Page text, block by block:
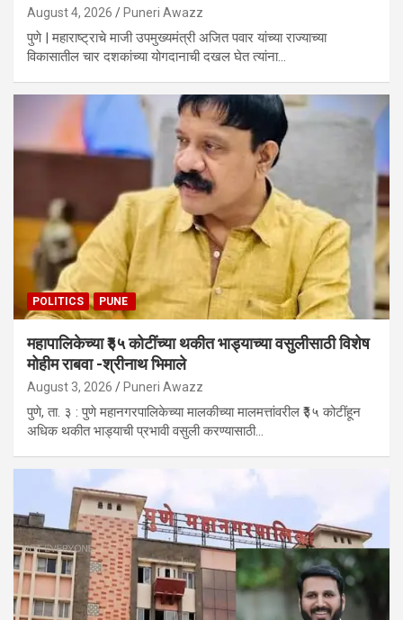
August 4, 2026 Puneri Awazz
पुणे | महाराष्ट्राचे माजी उपमुख्यमंत्री अजित पवार यांच्या राज्याच्या
विकासातील चार दशकांच्या योगदानाची दखल घेत त्यांना…
POLITICS PUNE
महापालिकेच्या ₹३५ कोटींच्या थकीत भाड्याच्या वसुलीसाठी विशेष
मोहीम राबवा -श्रीनाथ भिमाले
August 3, 2026 Puneri Awazz
पुणे, ता. ३ : पुणे महानगरपालिकेच्या मालकीच्या मालमत्तांवरील ₹३५ कोटींहून
अधिक थकीत भाड्याची प्रभावी वसुली करण्यासाठी…